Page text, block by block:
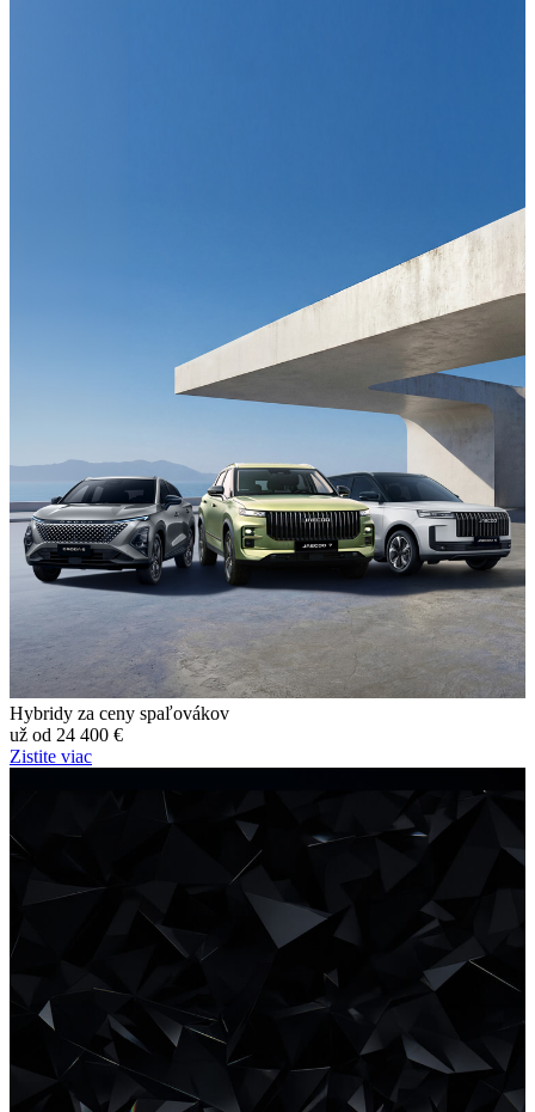
Hybridy za ceny spaľovákov
už od 24 400 €
Zistite viac